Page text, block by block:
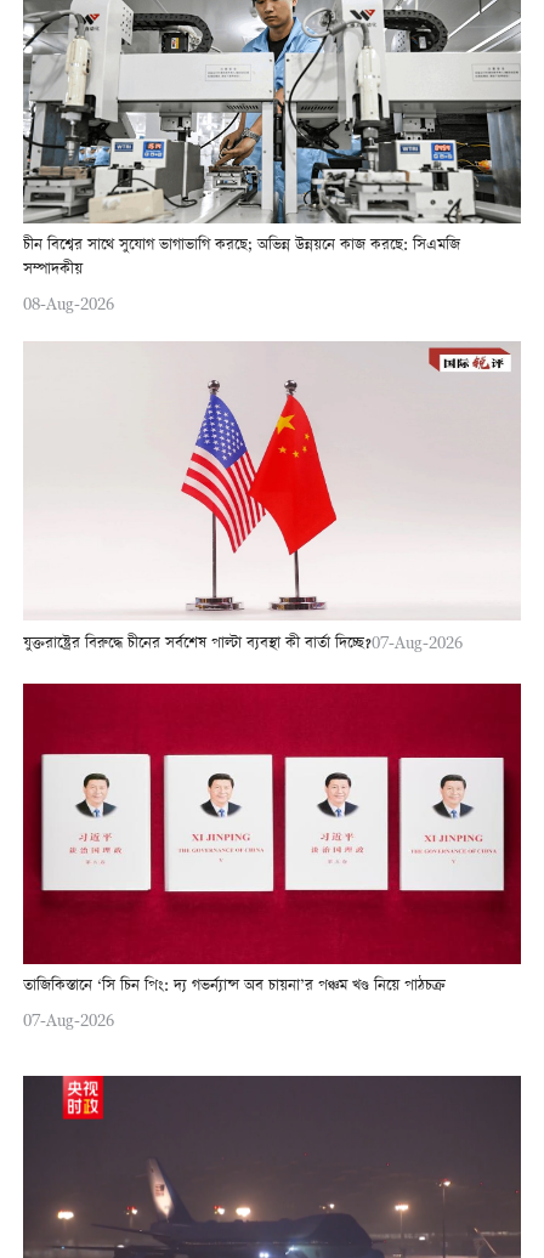
চীন বিশ্বের সাথে সুযোগ ভাগাভাগি করছে; অভিন্ন উন্নয়নে কাজ করছে: সিএমজি
সম্পাদকীয়
08-Aug-2026
যুক্তরাষ্ট্রের বিরুদ্ধে চীনের সর্বশেষ পাল্টা ব্যবস্থা কী বার্তা দিচ্ছে?07-Aug-2026
তাজিকিস্তানে ‘সি চিন পিং: দ্য গভর্ন্যান্স অব চায়না’র পঞ্চম খণ্ড নিয়ে পাঠচক্র
07-Aug-2026